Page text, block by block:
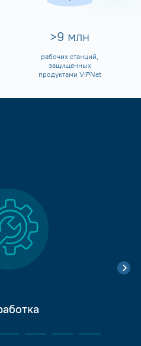
>10 млн
рабочих станций,
защищенных
продуктами ViPNet